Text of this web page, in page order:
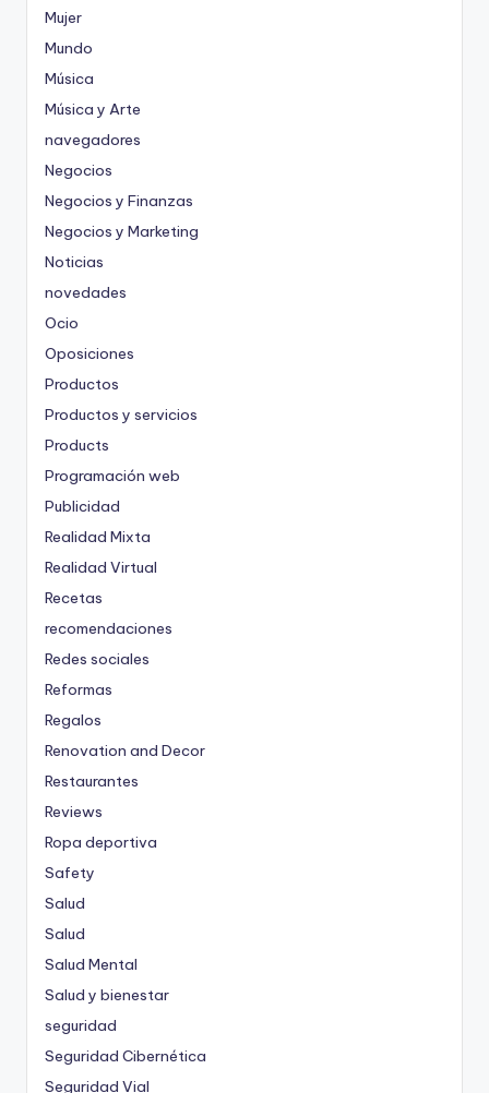
Mujer
Mundo
Música
Música y Arte
navegadores
Negocios
Negocios y Finanzas
Negocios y Marketing
Noticias
novedades
Ocio
Oposiciones
Productos
Productos y servicios
Products
Programación web
Publicidad
Realidad Mixta
Realidad Virtual
Recetas
recomendaciones
Redes sociales
Reformas
Regalos
Renovation and Decor
Restaurantes
Reviews
Ropa deportiva
Safety
Salud
Salud
Salud Mental
Salud y bienestar
seguridad
Seguridad Cibernética
Seguridad Vial